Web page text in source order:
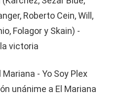
Roberto Cein, Will,
Folagor y Skain) -
victoria
Mariana - Yo Soy Plex
unánime a El Mariana